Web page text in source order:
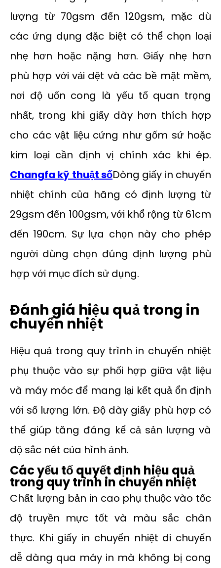
lượng từ 70gsm đến 120gsm, mặc dù
các ứng dụng đặc biệt có thể chọn loại
nhẹ hơn hoặc nặng hơn. Giấy nhẹ hơn
phù hợp với vải dệt và các bề mặt mềm,
nơi độ uốn cong là yếu tố quan trọng
nhất, trong khi giấy dày hơn thích hợp
cho các vật liệu cứng như gốm sứ hoặc
kim loại cần định vị chính xác khi ép.
Changfa kỹ thuật sốDòng giấy in chuyển
nhiệt chính của hãng có định lượng từ
29gsm đến 100gsm, với khổ rộng từ 61cm
đến 190cm. Sự lựa chọn này cho phép
người dùng chọn đúng định lượng phù
hợp với mục đích sử dụng.
Đánh giá hiệu quả trong in
chuyển nhiệt
Hiệu quả trong quy trình in chuyển nhiệt
phụ thuộc vào sự phối hợp giữa vật liệu
và máy móc để mang lại kết quả ổn định
với số lượng lớn. Độ dày giấy phù hợp có
thể giúp tăng đáng kể cả sản lượng và
độ sắc nét của hình ảnh.
Các yếu tố quyết định hiệu quả
trong quy trình in chuyển nhiệt
Chất lượng bản in cao phụ thuộc vào tốc
độ truyền mực tốt và màu sắc chân
thực. Khi giấy in chuyển nhiệt di chuyển
dễ dàng qua máy in mà không bị cong